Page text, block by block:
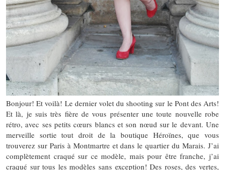
Bonjour! Et voilà! Le dernier volet du shooting sur le Pont des Arts!
Et là, je suis très fière de vous présenter une toute nouvelle robe
rétro, avec ses petits cœurs blancs et son nœud sur le devant. Une
merveille sortie tout droit de la boutique Héroïnes, que vous
trouverez sur Paris à Montmartre et dans le quartier du Marais. J’ai
complètement craqué sur ce modèle, mais pour être franche, j’ai
craqué sur tous les modèles sans exception! Des roses, des vertes,